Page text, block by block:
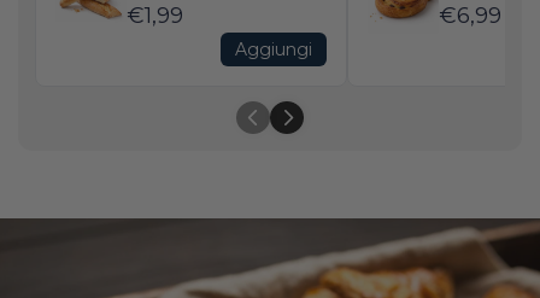
scaldare in forno
€1,99
Aggiungi
in forno
€6,99